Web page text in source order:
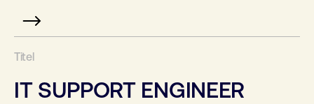
IT SUPPORT ENGINEER